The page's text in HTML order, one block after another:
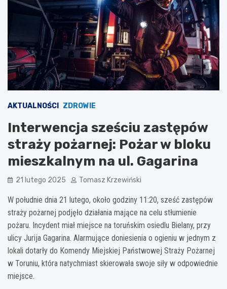
AKTUALNOŚCI ZDROWIE
Interwencja sześciu zastępów
straży pożarnej: Pożar w bloku
mieszkalnym na ul. Gagarina
21 lutego 2025 Tomasz Krzewiński
W południe dnia 21 lutego, około godziny 11:20, sześć zastępów
straży pożarnej podjęło działania mające na celu stłumienie
pożaru. Incydent miał miejsce na toruńskim osiedlu Bielany, przy
ulicy Jurija Gagarina. Alarmujące doniesienia o ogieniu w jednym z
lokali dotarły do Komendy Miejskiej Państwowej Straży Pożarnej
w Toruniu, która natychmiast skierowała swoje siły w odpowiednie
miejsce.